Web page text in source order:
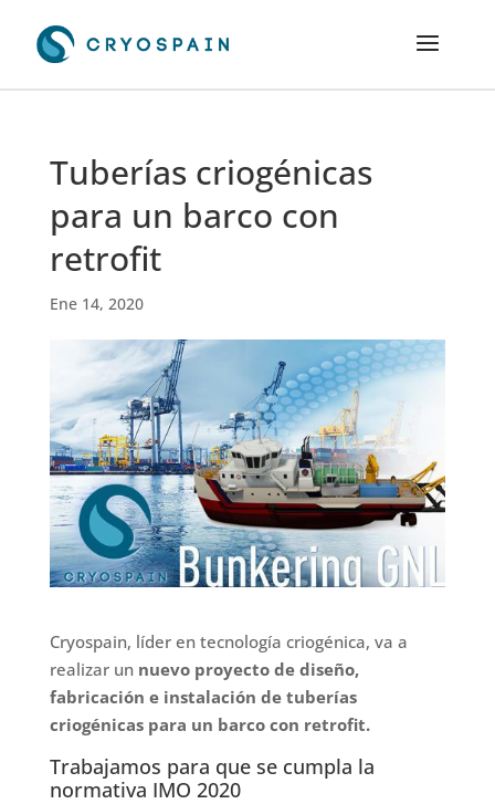
Tuberías criogénicas
para un barco con
retrofit
Ene 14, 2020
Cryospain, líder en tecnología criogénica, va a
realizar un nuevo proyecto de diseño,
fabricación e instalación de tuberías
criogénicas para un barco con retrofit.
Trabajamos para que se cumpla la
normativa IMO 2020